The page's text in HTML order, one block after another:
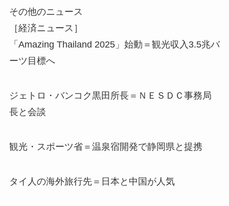
その他のニュース
［経済ニュース］
「Amazing Thailand 2025」始動＝観光収入3.5兆バ
ーツ目標へ
ジェトロ・バンコク黒田所長＝ＮＥＳＤＣ事務局
長と会談
観光・スポーツ省＝温泉宿開発で静岡県と提携
タイ人の海外旅行先＝日本と中国が人気